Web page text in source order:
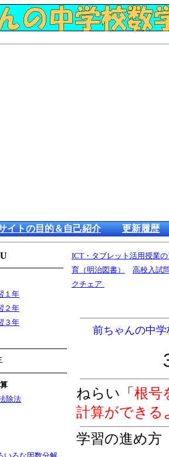
イトの目的＆自己紹介 更新履歴
１年
２年
３年
除法
ICT・タブレット活用授業
育（明治図書）
高校入試
クチェア
前ちゃんの中
ねらい「 根号
計算ができる
学習の進め方